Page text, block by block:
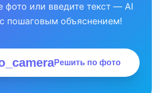
фото или введите текст — AI
пошаговым объяснением!
Решить по фото